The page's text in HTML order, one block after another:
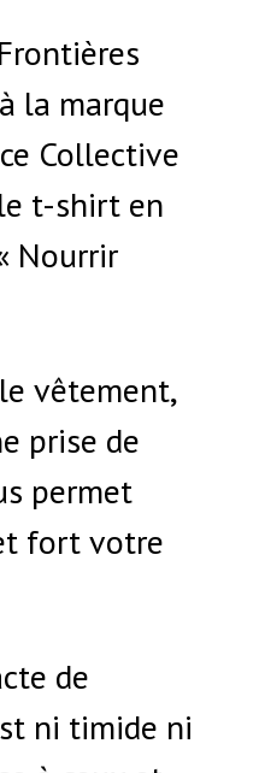
la marque
Collective
t-shirt en
Nourrir
vêtement,
prise de
permet
fort votre
de
ni timide ni